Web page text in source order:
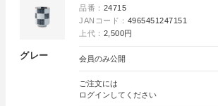
グレー
品番： 24715
JANコード： 4965451247151
上代： 2,500円
会員のみ公開
ご注文には
ログイン してください